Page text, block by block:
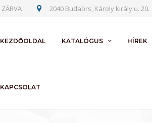
2040 Budaörs, Károly király u. 20.
ZÁRVA
KEZDŐOLDAL KATALÓGUS HÍREK
KAPCSOLAT